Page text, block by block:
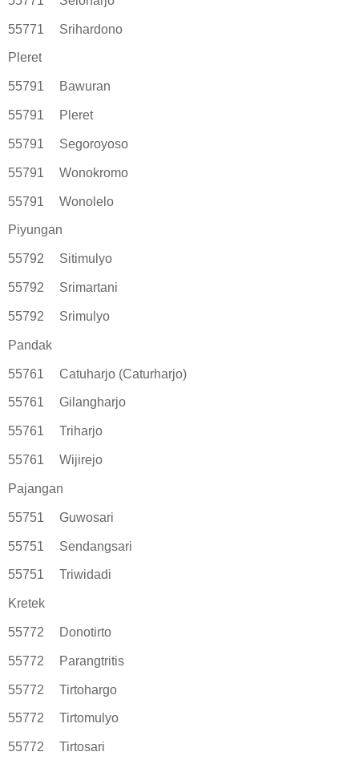
55771 Srihardono
Pleret
55791 Bawuran
55791 Pleret
55791 Segoroyoso
55791 Wonokromo
55791 Wonolelo
Piyungan
55792 Sitimulyo
55792 Srimartani
55792 Srimulyo
Pandak
55761 Catuharjo (Caturharjo)
55761 Gilangharjo
55761 Triharjo
55761 Wijirejo
Pajangan
55751 Guwosari
55751 Sendangsari
55751 Triwidadi
Kretek
55772 Donotirto
55772 Parangtritis
55772 Tirtohargo
55772 Tirtomulyo
55772 Tirtosari